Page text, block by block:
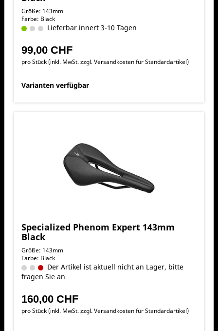
Größe: 143mm
Farbe: Black
Lieferbar innert 3-10 Tagen
99,00 CHF
pro Stück (inkl. MwSt. zzgl.Versandkosten für Standardartikel)
Varianten verfügbar
Specialized Phenom Expert 143mm
Black
Größe: 143mm
Farbe: Black
Der Artikel ist aktuell nicht an Lager, bitte
fragen Sie an
160,00 CHF
pro Stück (inkl. MwSt. zzgl.Versandkosten für Standardartikel)